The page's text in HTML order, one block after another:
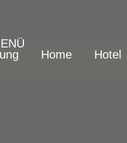
Home Hotel